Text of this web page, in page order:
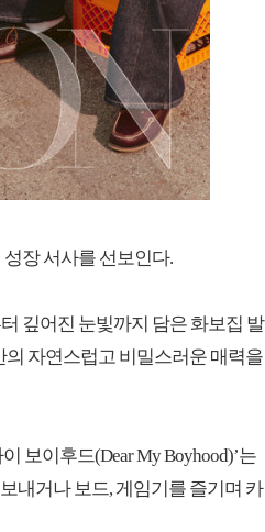
장 서사를 선보인다.
깊어진 눈빛까지 담은 화보집 발
의 자연스럽고 비밀스러운 매력을
보이후드(Dear My Boyhood)’는
내거나 보드, 게임기를 즐기며 카